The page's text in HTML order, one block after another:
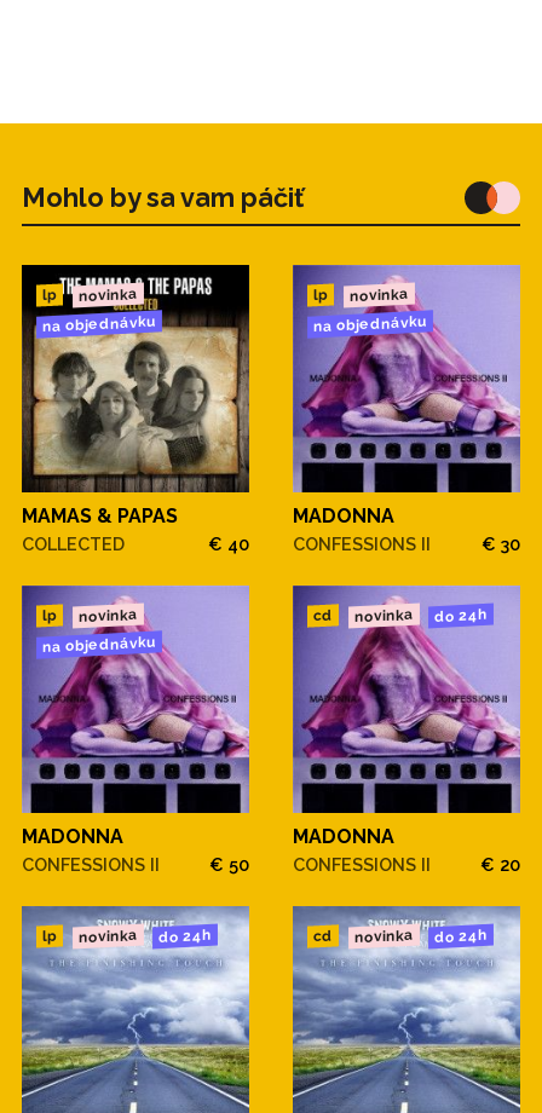
Mohlo by sa vam páčiť
lp novinka
na objednávku
MAMAS & PAPAS
COLLECTED € 40
lp novinka
na objednávku
MADONNA
CONFESSIONS II € 30
lp novinka
na objednávku
MADONNA
CONFESSIONS II € 50
cd novinka do 24h
MADONNA
CONFESSIONS II € 20
lp novinka do 24h cd novinka do 24h